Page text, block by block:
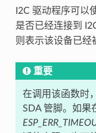
I2C 驱动程序可以
是否已经连接到
则表示该设备已经
重要
在调用该函数时
SDA 管脚。如果